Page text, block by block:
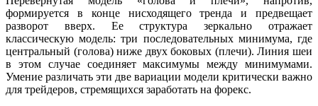
формируется в конце нисходящего тренда и предвещает
разворот вверх. Ее структура зеркально отражает
классическую модель: три последовательных минимума, где
центральный (голова) ниже двух боковых (плечи). Линия шеи
в этом случае соединяет максимумы между минимумами.
Умение различать эти две вариации модели критически важно
для трейдеров, стремящихся заработать на форекс.